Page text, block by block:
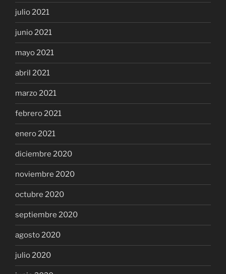
julio 2021
junio 2021
mayo 2021
abril 2021
marzo 2021
febrero 2021
enero 2021
diciembre 2020
noviembre 2020
octubre 2020
septiembre 2020
agosto 2020
julio 2020